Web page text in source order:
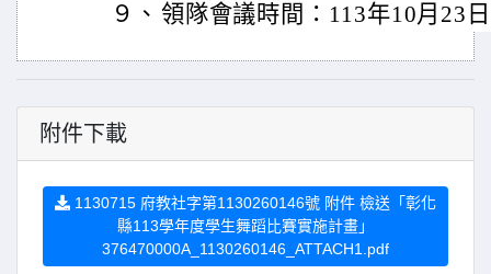
９、 領隊會議時間：113年10月23
附件下載
1130715 府教社字第1130260146號 附件 檢送「彰化
縣113學年度學生舞蹈比賽實施計畫」
376470000A_1130260146_ATTACH1.pdf